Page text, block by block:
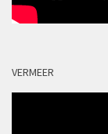
VERMEER